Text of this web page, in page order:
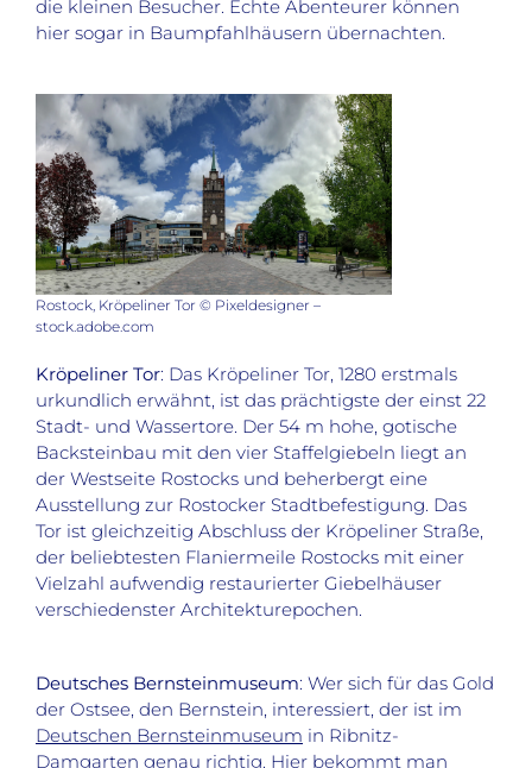
die kleinen Besucher. Echte Abenteurer können
hier sogar in Baumpfahlhäusern übernachten.
Rostock, Kröpeliner Tor © Pixeldesigner –
stock.adobe.com
Kröpeliner Tor: Das Kröpeliner Tor, 1280 erstmals
urkundlich erwähnt, ist das prächtigste der einst 22
Stadt- und Wassertore. Der 54 m hohe, gotische
Backsteinbau mit den vier Staffelgiebeln liegt an
der Westseite Rostocks und beherbergt eine
Ausstellung zur Rostocker Stadtbefestigung. Das
Tor ist gleichzeitig Abschluss der Kröpeliner Straße,
der beliebtesten Flaniermeile Rostocks mit einer
Vielzahl aufwendig restaurierter Giebelhäuser
verschiedenster Architekturepochen.
Deutsches Bernsteinmuseum: Wer sich für das Gold
der Ostsee, den Bernstein, interessiert, der ist im
Deutschen Bernsteinmuseum in Ribnitz-
Damgarten genau richtig. Hier bekommt man